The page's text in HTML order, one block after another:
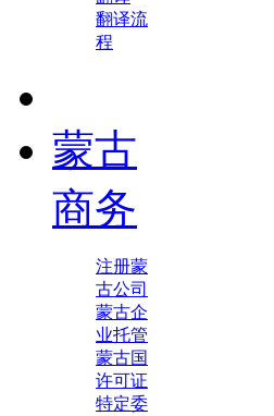
翻译流
程
蒙古
商务
注册蒙
古公司
蒙古企
业托管
蒙古国
许可证
特定委